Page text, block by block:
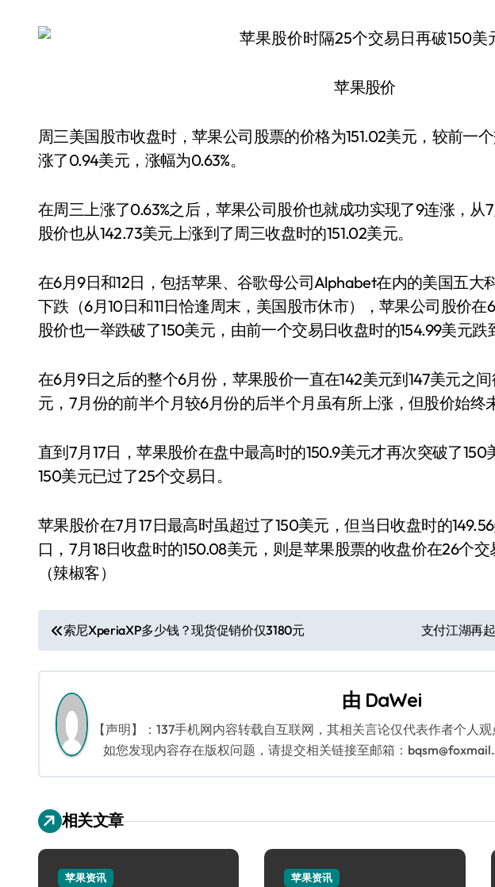
苹果股价
周三美国股市收盘时，苹果公司股票的价格为151.02美元，较前一
涨了0.94美元，涨幅为0.63%。
在周三上涨了0.63%之后，苹果公司股价也就成功实现了9连涨，从
股价也从142.73美元上涨到了周三收盘时的151.02美元。
在6月9日和12日，包括苹果、谷歌母公司Alphabet在内的美国五大
下跌（6月10日和11日恰逢周末，美国股市休市），苹果公司股价在
股价也一举跌破了150美元，由前一个交易日收盘时的154.99美元跌
在6月9日之后的整个6月份，苹果股价一直在142美元到147美元之
元，7月份的前半个月较6月份的后半个月虽有所上涨，但股价始终
直到7月17日，苹果股价在盘中最高时的150.9美元才再次突破了
150美元已过了25个交易日。
苹果股价在7月17日最高时虽超过了150美元，但当日收盘时的
口，7月18日收盘时的150.08美元，则是苹果股票的收盘价在26个交
（辣椒客）
文
章
导
航
索尼XperiaXP多少钱？现货促销价仅3180元 支付江湖再
由 DaWei
【声明】：137手机网内容转载自互联网，其相关言论仅代表作者个人
如您发现内容存在版权问题，请提交相关链接至邮箱：
相关文章
苹果资讯 苹果资讯